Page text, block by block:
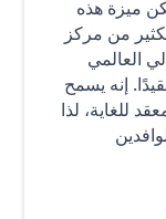
ميزة هذه
من مركز
العالمي
إنه يسمح
للغاية، لذا